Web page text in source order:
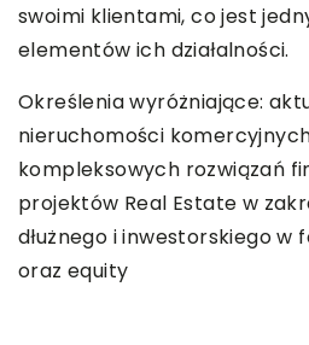
swoimi klientami, co jest
elementów ich działalności.
Określenia wyróżniające:
nieruchomości
kompleksowych rozwiązań
projektów Real Estate w
dłużnego i inwestorskiego
oraz equity